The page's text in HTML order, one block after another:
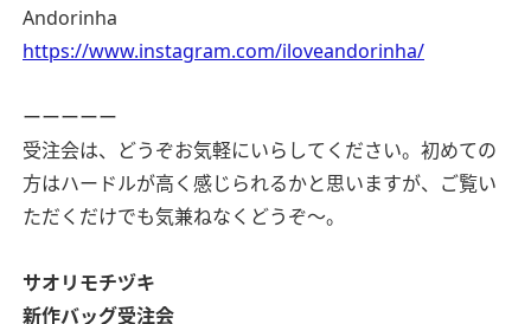
Andorinha
https://www.instagram.com/iloveandorinha/
ーーーーー
受注会は、どうぞお気軽にいらしてください。初めての
方はハードルが高く感じられるかと思いますが、ご覧い
ただくだけでも気兼ねなくどうぞ〜。
サオリモチヅキ
新作バッグ受注会